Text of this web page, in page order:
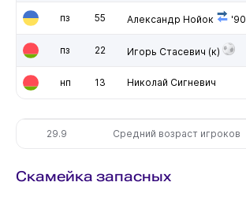
пз 55 Александр Нойок '90
пз 22 Игорь Стасевич (к)
нп 13 Николай Сигневич
29.9 Средний возраст игроков
Скамейка запасных